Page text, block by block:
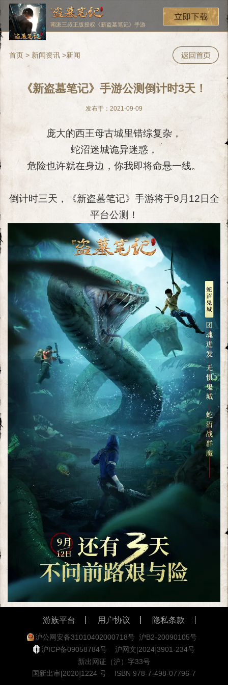
南派三叔正版授权《新盗墓笔记》手游
首页> 新闻资讯>新闻
《新盗墓笔记》手游公测倒计时3天！
发布于：2021-09-09
庞大的西王母古城里错综复杂，
蛇沼迷城诡异迷惑，
危险也许就在身边，你我即将命悬一线。
倒计时三天，《新盗墓笔记》手游将于9月12日全
平台公测！
游族平台 用户协议 隐私条款
沪公网安备31010402000718号 沪B2-20090105号
沪ICP备09058784号
沪网文[2024]3901-234号
新出网证（沪）字33号
国新出审[2020]1224 号
ISBN 978-7-498-07796-7